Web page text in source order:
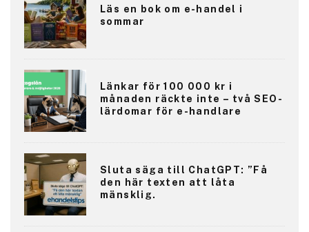
Läs en bok om e-handel i
sommar
Länkar för 100 000 kr i
månaden räckte inte – två SEO-
lärdomar för e-handlare
Sluta säga till ChatGPT: ”Få
den här texten att låta
mänsklig.